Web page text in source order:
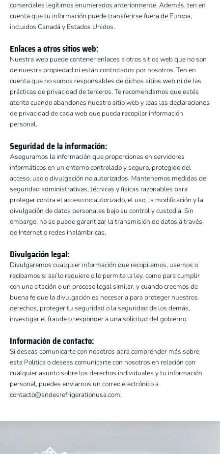
comerciales legítimos enumerados anteriormente. Además, ten en
cuenta que tu información puede transferirse fuera de Europa,
incluidos Canadá y Estados Unidos.
Enlaces a otros sitios web:
Nuestra web puede contener enlaces a otros sitios web que no son
de nuestra propiedad ni están controlados por nosotros. Ten en
cuenta que no somos responsables de dichos sitios web ni de las
prácticas de privacidad de terceros. Te recomendamos que estés
atento cuando abandones nuestro sitio web y leas las declaraciones
de privacidad de cada web que pueda recopilar información
personal.
Seguridad de la información:
Aseguramos la información que proporcionas en servidores
informáticos en un entorno controlado y seguro, protegido del
acceso, uso o divulgación no autorizados. Mantenemos medidas de
seguridad administrativas, técnicas y físicas razonables para
proteger contra el acceso no autorizado, el uso, la modificación y la
divulgación de datos personales bajo su control y custodia. Sin
embargo, no se puede garantizar la transmisión de datos a través
de Internet o redes inalámbricas.
Divulgación legal:
Divulgaremos cualquier información que recopilemos, usemos o
recibamos si así lo requiere o lo permite la ley, como para cumplir
con una citación o un proceso legal similar, y cuando creemos de
buena fe que la divulgación es necesaria para proteger nuestros
derechos, proteger tu seguridad o la seguridad de los demás,
investigar el fraude o responder a una solicitud del gobierno.
Información de contacto:
Si deseas comunicarte con nosotros para comprender más sobre
esta Política o deseas comunicarte con nosotros en relación con
cualquier asunto sobre los derechos individuales y tu información
personal, puedes enviarnos un correo electrónico a
contacto@andesrefrigerationusa.com.